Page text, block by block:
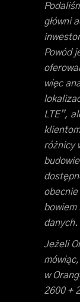
główni
Powód
więc
LTE”,
różnicy
bowiem
danych.
Jeżeli
w
2600 +